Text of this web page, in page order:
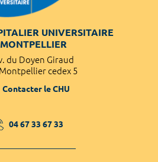
UNIVERSITAIRE
du Doyen Giraud
cedex 5
Contacter le CHU
04 67 33 67 33